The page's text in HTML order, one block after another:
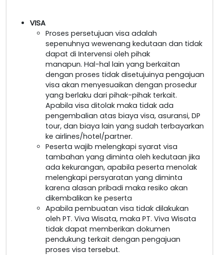
VISA
Proses persetujuan visa adalah
sepenuhnya wewenang kedutaan dan tidak
dapat di Intervensi oleh pihak
manapun. Hal-hal lain yang berkaitan
dengan proses tidak disetujuinya pengajuan
visa akan menyesuaikan dengan prosedur
yang berlaku dari pihak-pihak terkait.
Apabila visa ditolak maka tidak ada
pengembalian atas biaya visa, asuransi, DP
tour, dan biaya lain yang sudah terbayarkan
ke airlines/hotel/partner.
Peserta wajib melengkapi syarat visa
tambahan yang diminta oleh kedutaan jika
ada kekurangan, apabila peserta menolak
melengkapi persyaratan yang diminta
karena alasan pribadi maka resiko akan
dikembalikan ke peserta
Apabila pembuatan visa tidak dilakukan
oleh PT. Viva Wisata, maka PT. Viva Wisata
tidak dapat memberikan dokumen
pendukung terkait dengan pengajuan
proses visa tersebut.